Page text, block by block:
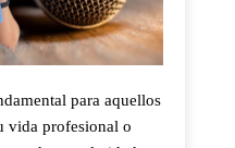
para aquellos
vida profesional o